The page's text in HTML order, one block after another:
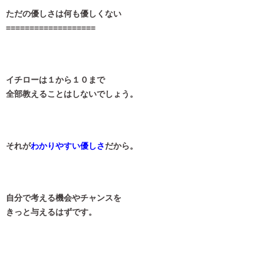
ただの優しさは何も優しくない
===================
イチローは１から１０まで
全部教えることはしないでしょう。
それがわかりやすい優しさだから。
自分で考える機会やチャンスを
きっと与えるはずです。